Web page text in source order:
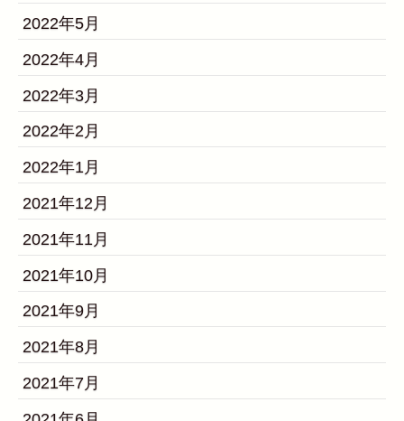
2022年5月
2022年4月
2022年3月
2022年2月
2022年1月
2021年12月
2021年11月
2021年10月
2021年9月
2021年8月
2021年7月